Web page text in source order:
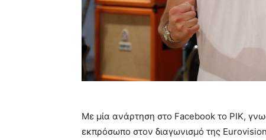
Με μία ανάρτηση στο Facebook το ΡΙΚ,
εκπρόσωπο στον διαγωνισμό της